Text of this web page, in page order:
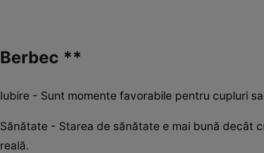
Berbec **
Iubire - Sunt momente favorabile pentru cupluri
Sănătate - Starea de sănătate e mai bună decât
reală.